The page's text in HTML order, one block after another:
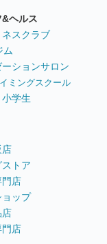
&ヘルス
スクラブ
ム
ーションサロン
ミングスクール
小学生
店
ストア
門店
ョップ
店
門店